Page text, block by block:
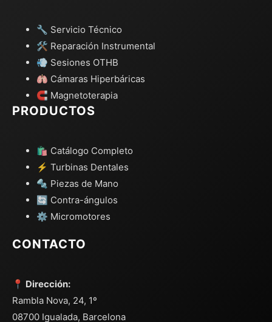
🔧 Servicio Técnico
🛠️ Reparación Instrumental
💨 Sesiones OTHB
🫁 Cámaras Hiperbáricas
🧲 Magnetoterapia
PRODUCTOS
🛍️ Catálogo Completo
⚡ Turbinas Dentales
🔩 Piezas de Mano
🔄 Contra-ángulos
⚙️ Micromotores
CONTACTO
📍 Dirección:
Rambla Nova, 24, 1º
08700 Igualada, Barcelona